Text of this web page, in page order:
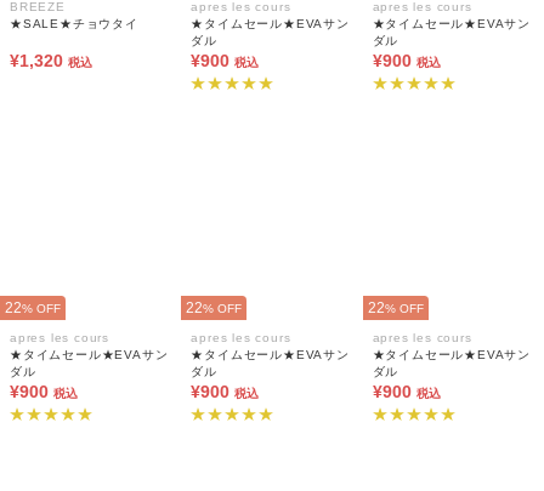
BREEZE
★SALE★チョウタイ
¥1,320 税込
apres les cours
★タイムセール★EVAサン
ダル
¥900 税込
apres les cours
★タイムセール★EVAサン
ダル
¥900 税込
22% OFF
apres les cours
★タイムセール★EVAサン
ダル
¥900 税込
22% OFF
apres les cours
★タイムセール★EVAサン
ダル
¥900 税込
22% OFF
apres les cours
★タイムセール★EVAサン
ダル
¥900 税込